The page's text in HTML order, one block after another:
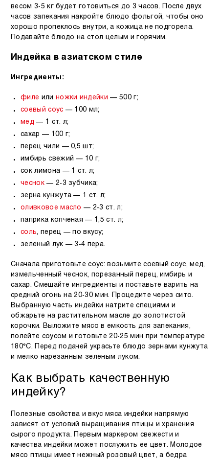
весом 3-5 кг будет готовиться до 3 часов. После двух
часов запекания накройте блюдо фольгой, чтобы оно
хорошо пропеклось внутри, а кожица не подгорела.
Подавайте блюдо на стол целым и горячим.
Индейка в азиатском стиле
Ингредиенты:
филе или ножки индейки — 500 г;
соевый соус — 100 мл;
мед — 1 ст. л;
сахар — 100 г;
перец чили — 0,5 шт;
имбирь свежий — 10 г;
сок лимона — 1 ст. л;
чеснок— 2-3 зубчика;
зерна кунжута — 1 ст. л;
оливковое масло — 2-3 ст. л;
паприка копченая — 1,5 ст. л;
соль, перец — по вкусу;
зеленый лук — 3-4 пера.
Сначала приготовьте соус: возьмите соевый соус, мед,
измельченный чеснок, порезанный перец, имбирь и
сахар. Смешайте ингредиенты и поставьте варить на
средний огонь на 20-30 мин. Процедите через сито.
Выбранную часть индейки натрите специями и
обжарьте на растительном масле до золотистой
корочки. Выложите мясо в емкость для запекания,
полейте соусом и готовьте 20-25 мин при температуре
180°C. Перед подачей украсьте блюдо зернами кунжута
и мелко нарезанным зеленым луком.
Как выбрать качественную
индейку?
Полезные свойства и вкус мяса индейки напрямую
зависят от условий выращивания птицы и хранения
сырого продукта. Первым маркером свежести и
качества индейки может послужить ее цвет. Молодое
мясо птицы имеет нежный розовый цвет, а бедра